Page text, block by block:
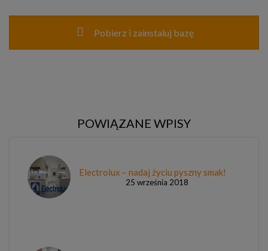
Pobierz i zainstaluj bazę
POWIĄZANE WPISY
Electrolux – nadaj życiu pyszny smak!
25 września 2018